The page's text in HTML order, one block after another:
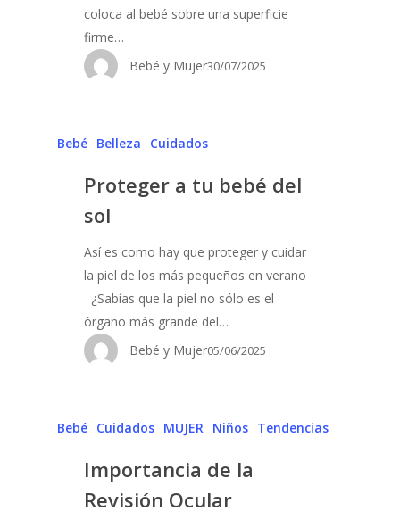
coloca al bebé sobre una superficie
firme…
Bebé y Mujer30/07/2025
Bebé Belleza Cuidados
Proteger a tu bebé del
sol
Así es como hay que proteger y cuidar
la piel de los más pequeños en verano
¿Sabías que la piel no sólo es el
órgano más grande del…
Bebé y Mujer05/06/2025
Bebé Cuidados MUJER Niños Tendencias
Importancia de la
Revisión Ocular